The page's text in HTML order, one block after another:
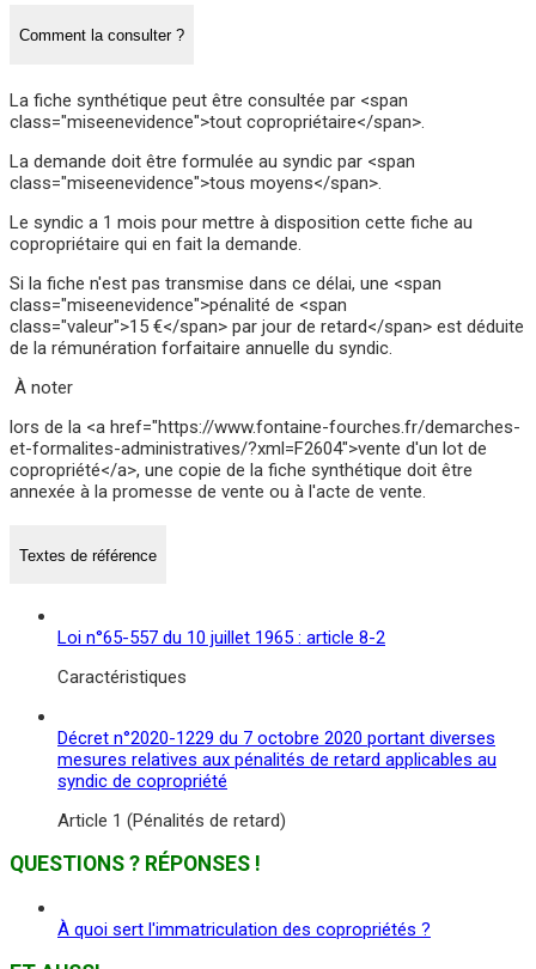
Comment la consulter ?
La fiche synthétique peut être consultée par <span
class="miseenevidence">tout copropriétaire</span>.
La demande doit être formulée au syndic par <span
class="miseenevidence">tous moyens</span>.
Le syndic a 1 mois pour mettre à disposition cette fiche au
copropriétaire qui en fait la demande.
Si la fiche n'est pas transmise dans ce délai, une <span
class="miseenevidence">pénalité de <span
class="valeur">15 €</span> par jour de retard</span> est déduite
de la rémunération forfaitaire annuelle du syndic.
À noter
lors de la <a href="https://www.fontaine-fourches.fr/demarches-
et-formalites-administratives/?xml=F2604">vente d'un lot de
copropriété</a>, une copie de la fiche synthétique doit être
annexée à la promesse de vente ou à l'acte de vente.
Textes de référence
Loi n°65-557 du 10 juillet 1965 : article 8-2
Caractéristiques
Décret n°2020-1229 du 7 octobre 2020 portant diverses
mesures relatives aux pénalités de retard applicables au
syndic de copropriété
Article 1 (Pénalités de retard)
QUESTIONS ? RÉPONSES !
À quoi sert l'immatriculation des copropriétés ?